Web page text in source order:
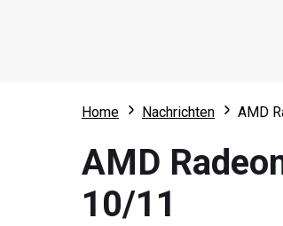
Home Nachrichten AMD
AMD
10/11